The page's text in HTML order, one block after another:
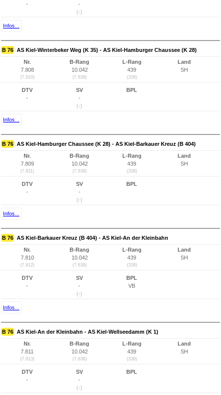
-
-
(-)
Infos...
B 76 AS Kiel-Winterbeker Weg (K 35) - AS Kiel-Hamburger Chaussee (K 28)
Nr.
7.808
(7.810)
B-Rang
10.042
(7.638)
L-Rang
439
(338)
Land
SH
DTV
-
SV
-
(-)
BPL
Infos...
B 76 AS Kiel-Hamburger Chaussee (K 28) - AS Kiel-Barkauer Kreuz (B 404)
Nr.
7.809
(7.811)
B-Rang
10.042
(7.638)
L-Rang
439
(338)
Land
SH
DTV
-
SV
-
(-)
BPL
Infos...
B 76 AS Kiel-Barkauer Kreuz (B 404) - AS Kiel-An der Kleinbahn
Nr.
7.810
(7.812)
B-Rang
10.042
(7.638)
L-Rang
439
(338)
Land
SH
DTV
-
SV
-
(-)
BPL
VB
Infos...
B 76 AS Kiel-An der Kleinbahn - AS Kiel-Wellseedamm (K 1)
Nr.
7.811
(7.813)
B-Rang
10.042
(7.638)
L-Rang
439
(338)
Land
SH
DTV
-
SV
-
(-)
BPL